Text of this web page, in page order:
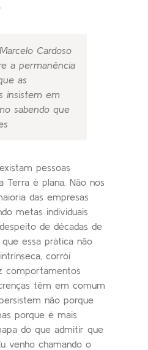
Cardoso
a permanência
as
insistem em
sabendo que
pessoas
Terra é plana. Não nos
das empresas
metas individuais
de décadas de
essa prática não
corrói
comportamentos
têm em comum
não porque
porque é mais
do que admitir que
venho chamando o